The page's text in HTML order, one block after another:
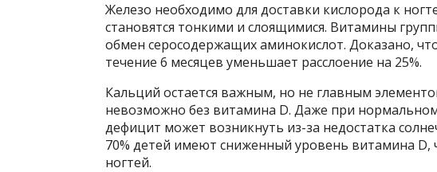
Железо необходимо для доставки кислорода к
становятся тонкими и слоящимися. Витамины
обмен серосодержащих аминокислот. Доказано,
течение 6 месяцев уменьшает расслоение на 25%.
Кальций остается важным, но не главным
невозможно без витамина D. Даже при
дефицит может возникнуть из-за недостатка
70% детей имеют сниженный уровень витамина D,
ногтей.